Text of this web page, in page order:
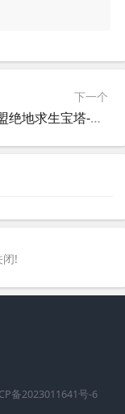
下一个
我爱卡盟绝地求生宝塔-绝地求生宝塔回合制竞技攻略
!
备2023011641号-6